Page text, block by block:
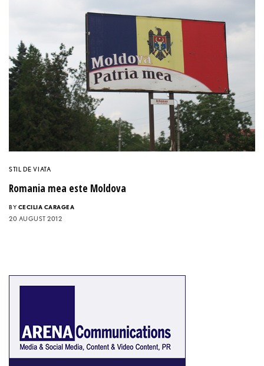
STIL DE VIATA
Romania mea este Moldova
BY CECILIA CARAGEA
20 AUGUST 2012